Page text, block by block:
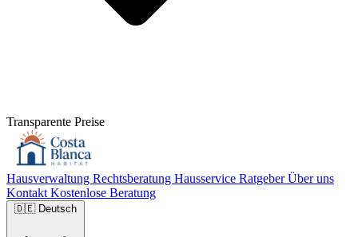
Transparente Preise
Hausverwaltung Rechtsberatung Hausservice RatgeberÜber uns
Kontakt Kostenlose Beratung
🇩🇪 Deutsch